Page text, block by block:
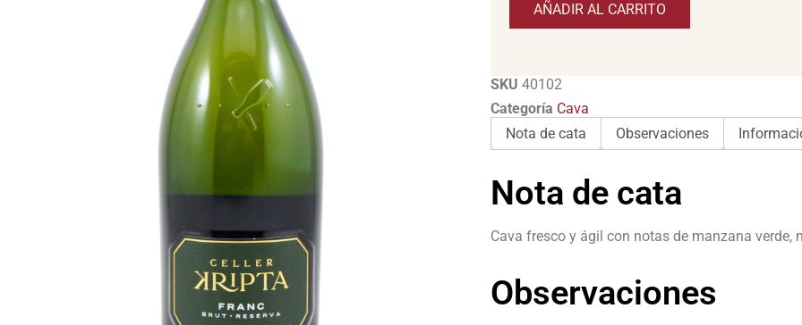
AÑADIR AL CARRITO
SKU 40102
Categoría Cava
Nota de cata
Observaciones
Nota de cata
Cava fresco y ágil con notas de manzana verde,
Observaciones